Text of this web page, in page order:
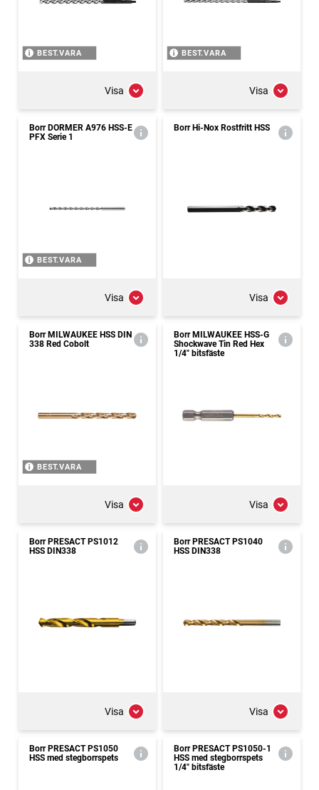
BEST.VARA
Visa
BEST.VARA
Visa
Borr DORMER A976 HSS-E
PFX Serie 1
BEST.VARA
Visa
Borr Hi-Nox Rostfritt HSS
Visa
Borr MILWAUKEE HSS DIN
338 Red Cobolt
BEST.VARA
Visa
Borr MILWAUKEE HSS-G
Shockwave Tin Red Hex
1/4" bitsfäste
Visa
Borr PRESACT PS1012
HSS DIN338
Visa
Borr PRESACT PS1040
HSS DIN338
Visa
Borr PRESACT PS1050
HSS med stegborrspets
Borr PRESACT PS1050-1
HSS med stegborrspets
1/4" bitsfäste